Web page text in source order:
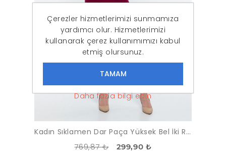
Kadın Sıklamen Dar Paça Yüksek Bel İki Renk Pantolon
769,87 ₺ 299,90 ₺
Çerezler hizmetlerimizi sunmamıza
yardımcı olur. Hizmetlerimizi
kullanarak çerez kullanımımızı kabul
etmiş olursunuz.
Daha fazla bilgi edin